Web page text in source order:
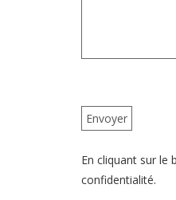
En cliquant sur le
confidentialité.